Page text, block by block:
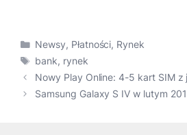
Kategorie
Newsy, Płatności, Rynek
Tagi
bank, rynek
Nowy Play Online: 4-5 kart SIM z
Samsung Galaxy S IV w lutym